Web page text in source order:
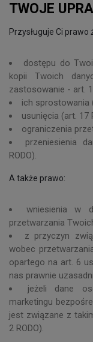
TWOJE
Przysługuje Ci prawo
dostępu do
kopii Twoich
zastosowanie - art.
ich sprostowania
usunięcia (art. 17
ograniczenia
przeniesienia
RODO).
A także prawo:
wniesienia w
przetwarzania
z przyczyn
wobec
opartego na art. 6
nas prawnie
jeżeli dane
marketingu
jest związane z
2 RODO).